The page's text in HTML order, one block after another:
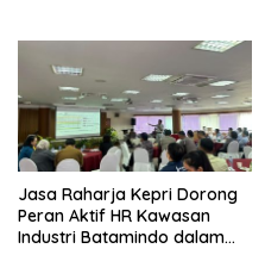
Jasa Raharja Kepri Dorong
Peran Aktif HR Kawasan
Industri Batamindo dalam